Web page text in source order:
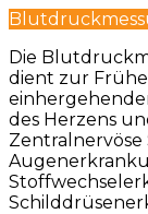
Die
dient zur
des Herzens